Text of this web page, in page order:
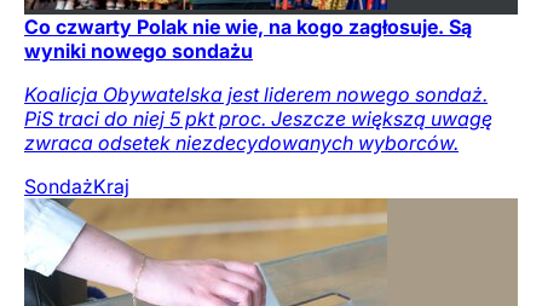
Co czwarty Polak nie wie, na kogo zagłosuje. Są
wyniki nowego sondażu
Koalicja Obywatelska jest liderem nowego sondaż.
PiS traci do niej 5 pkt proc. Jeszcze większą uwagę
zwraca odsetek niezdecydowanych wyborców.
SondażKraj